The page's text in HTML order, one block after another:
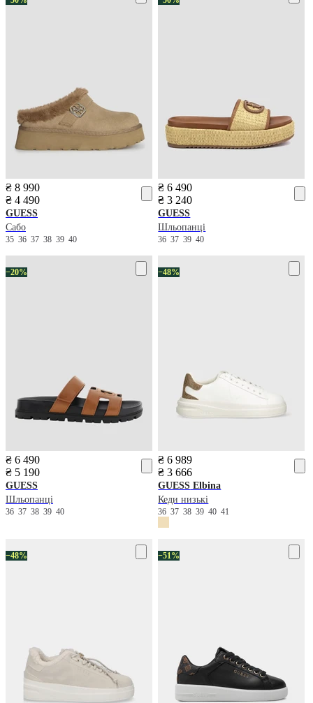
₴ 8 990
₴ 4 490
GUESS
Сабо
35 36 37 38 39 40
₴ 6 490
₴ 3 240
GUESS
Шльопанці
36373940
−20%
₴ 6 490
₴ 5 190
GUESS
Шльопанці
36 37 38 39 40
−48%
₴ 6 989
₴ 3 666
GUESS Elbina
Кеди низькі
363738394041
−48% −51%